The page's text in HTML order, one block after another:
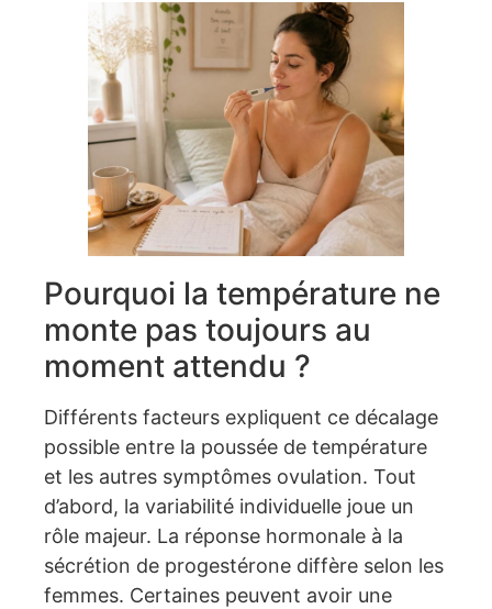
Pourquoi la température ne
monte pas toujours au
moment attendu ?
Différents facteurs expliquent ce décalage
possible entre la poussée de température
et les autres symptômes ovulation. Tout
d’abord, la variabilité individuelle joue un
rôle majeur. La réponse hormonale à la
sécrétion de progestérone diffère selon les
femmes. Certaines peuvent avoir une